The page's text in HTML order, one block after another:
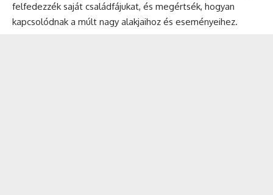
felfedezzék saját családfájukat, és megértsék, hogyan
kapcsolódnak a múlt nagy alakjaihoz és eseményeihez.